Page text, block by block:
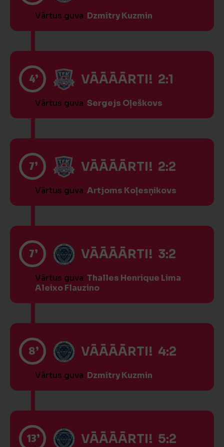
Vārtus guva Dzmitry Kuzmin
4’ VĀĀĀĀRTI! 2:1
Vārtus guva Sergejs Oļeškovs
7’ VĀĀĀĀRTI! 2:2
Vārtus guva Artjoms Koļesņikovs
7’ VĀĀĀĀRTI! 3:2
Vārtus guva Thalles Henrique Lima
Aleixo Flauzino
8’ VĀĀĀĀRTI! 4:2
Vārtus guva Dzmitry Kuzmin
13’ VĀĀĀĀRTI! 5:2